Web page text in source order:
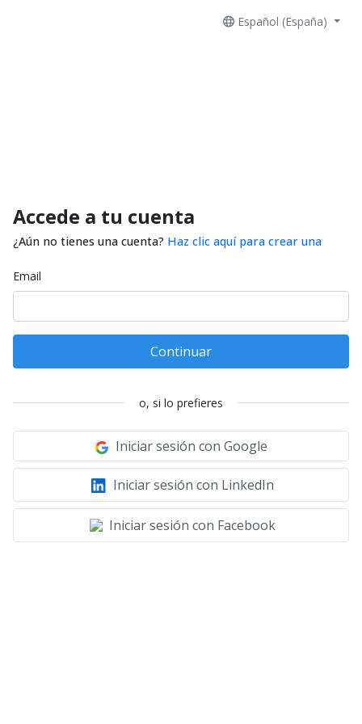
Español (España)
Accede a tu cuenta
¿Aún no tienes una cuenta? Haz clic aquí para crear una
Email
Continuar
o, si lo prefieres
Iniciar sesión con Google
Iniciar sesión con LinkedIn
Iniciar sesión con Facebook